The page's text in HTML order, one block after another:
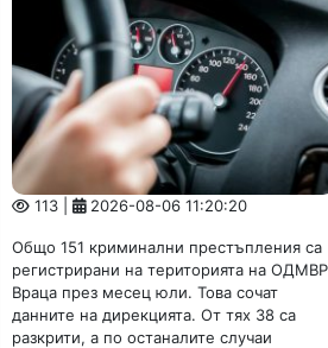
113 | 2026-08-06 11:20:20
Общо 151 криминални престъпления са
регистрирани на територията на
Враца през месец юли. Това сочат
данните на дирекцията. От тях 38 са
разкрити, а по останалите случаи